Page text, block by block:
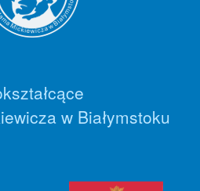
w Białymstoku